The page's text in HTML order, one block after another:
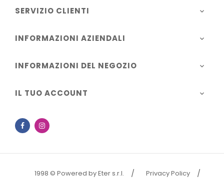
SERVIZIO CLIENTI 
INFORMAZIONI AZIENDALI 
INFORMAZIONI DEL NEGOZIO 
IL TUO ACCOUNT 
Facebook
1998 © Powered by Eter s.r.l.
Privacy Policy